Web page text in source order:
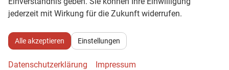
Cupra
Dacia
jederzeit mit Wirkung für die Zukunft widerrufen.
Alle akzeptieren Einstellungen
Datenschutzerklärung Impressum